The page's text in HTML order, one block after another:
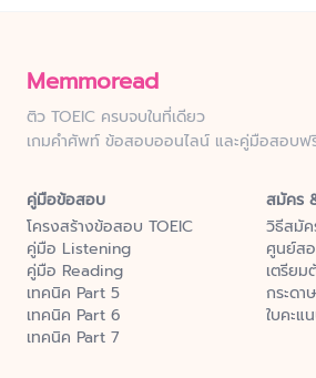
Memmoread
ติว TOEIC ครบจบในที่เดียว
เกมคำศัพท์ ข้อสอบออนไลน์ และคู่มือสอบฟ
คู่มือข้อสอบ
โครงสร้างข้อสอบ TOEIC
คู่มือ Listening
คู่มือ Reading
เทคนิค Part 5
เทคนิค Part 6
เทคนิค Part 7
สมัคร
วิธีสมัค
ศูนย์ส
เตรีย
กระด
ใบคะแ